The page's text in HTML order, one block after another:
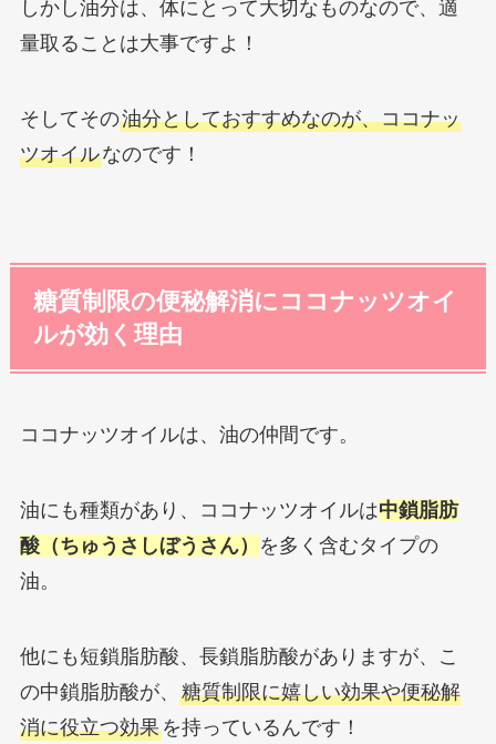
しかし油分は、体にとって大切なものなので、適
量取ることは大事ですよ！
そしてその油分としておすすめなのが、ココナッ
ツオイルなのです！
糖質制限の便秘解消にココナッツオイ
ルが効く理由
ココナッツオイルは、油の仲間です。
油にも種類があり、ココナッツオイルは中鎖脂肪
酸（ちゅうさしぼうさん）
を多く含むタイプの
油。
他にも短鎖脂肪酸、長鎖脂肪酸がありますが、こ
の中鎖脂肪酸が、 糖質制限に嬉しい効果や便秘解
消に役立つ効果を持っているんです！